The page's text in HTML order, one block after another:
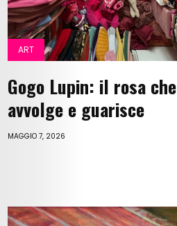
ART
Gogo Lupin: il rosa che
avvolge e guarisce
MAGGIO 7, 2026